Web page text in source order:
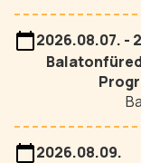
2026.08.07. -
2026.08.09.